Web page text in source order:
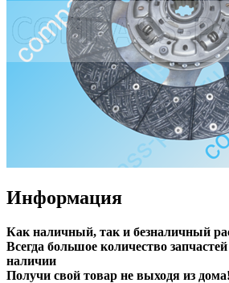
Информация
Как наличный, так и безналичный
Всегда большое количество
наличии
Получи свой товар не выходя из дома!